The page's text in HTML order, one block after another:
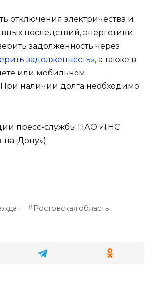
отключения электричества и
последствий, энергетики
задолженность через
задолженность», а также в
или мобильном
наличии долга необходимо
пресс-службы ПАО «ТНС
на-Дону»)
Ростовская область